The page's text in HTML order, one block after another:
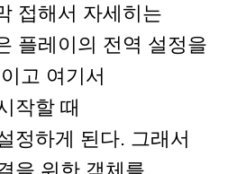
접해서 자세히는
플레이의 전역 설정을
고 여기서
작할 때
정하게 된다. 그래서